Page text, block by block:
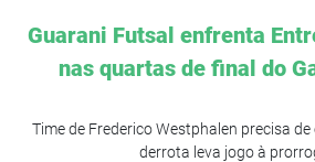
Guarani Futsal enfrenta
nas quartas de final do
Time de Frederico Westphalen precisa
derrota leva jogo à